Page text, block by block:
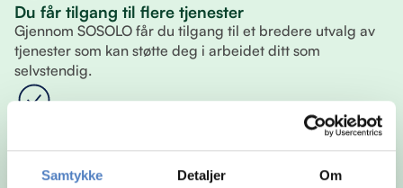
Samtykke Detaljer Om
Du får tilgang til flere tjenester
Gjennom SOSOLO får du tilgang til et bredere utvalg av
tjenester som kan støtte deg i arbeidet ditt som
selvstendig.
Du står fritt til å sette sammen din egen løsning. Det betyr
at du kun bruker tjenestene som er relevante for deg, og